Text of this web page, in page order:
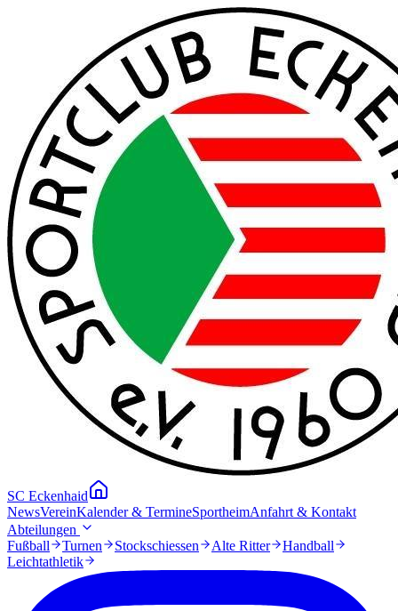
SC Eckenhaid
NewsVereinKalender & TermineSportheimAnfahrt & Kontakt
Abteilungen
Fußball
Turnen Stockschiessen Alte Ritter
Handball
Leichtathletik